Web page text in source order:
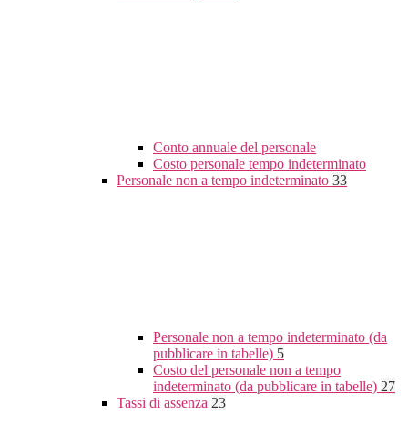
Conto annuale del personale
Costo personale tempo indeterminato
Personale non a tempo indeterminato 33
Personale non a tempo indeterminato (da
pubblicare in tabelle) 5
Costo del personale non a tempo
indeterminato (da pubblicare in tabelle) 27
Tassi di assenza 23